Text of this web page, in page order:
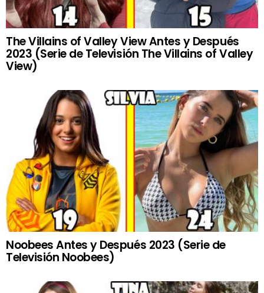
The Villains of Valley View Antes y Después
2023 (Serie de Televisión The Villains of Valley
View)
Noobees Antes y Después 2023 (Serie de
Televisión Noobees)